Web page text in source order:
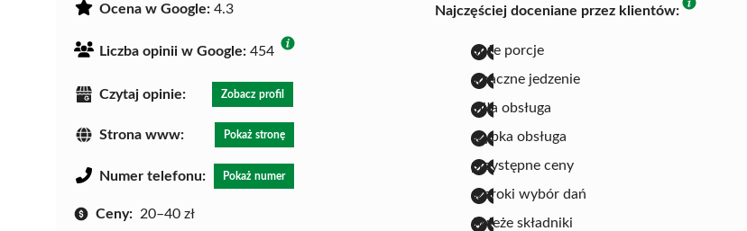
Ocena w Google: 4.3
Liczba opinii w Google: 454
Czytaj opinie: Zobacz profil
Strona www: Pokaż stronę
Numer telefonu: Pokaż numer
Ceny: 20–40 zł
Najczęściej doceniane przez klientów:
duże porcje
smaczne jedzenie
miła obsługa
szybka obsługa
przystępne ceny
szeroki wybór dań
świeże składniki